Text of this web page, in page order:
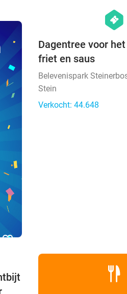
hexagon
events
Dagentree voor
friet en saus
Belevenispark
Stein
Verkocht: 44.648
favorite_border